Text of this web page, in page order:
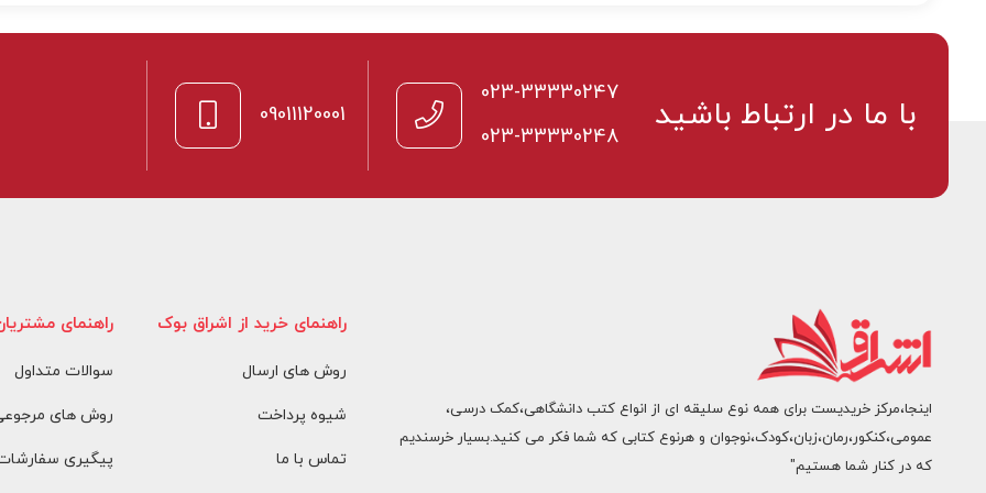
با ما در ارتباط باشید 09011120001
023-33330247
023-33330248
اینجا،مرکز خریدیست برای همه نوع سلیقه ای از انواع کتب دانشگاهی،کمک درسی،
عمومی،کنکور،رمان،زبان،کودک،نوجوان و هرنوع کتابی که شما فکر می کنید.بسیار خرسندیم
که در کنار شما هستیم"
راهنمای خرید از اشراق بوک
روش های ارسال
شیوه پرداخت
تماس با ما
راهنمای
سوالات متداول
روش های مرجوعی
پیگیری